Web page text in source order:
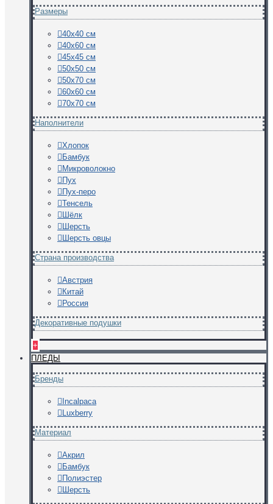
Размеры
40х40 см
40х60 см
45х45 см
50х50 см
50х70 см
60х60 см
70х70 см
Наполнители
Хлопок
Бамбук
Микроволокно
Пух
Пух-перо
Тенсель
Шёлк
Шерсть
Шерсть овцы
Страна производства
Австрия
Китай
Россия
Декоративные подушки
+
ПЛЕДЫ
Бренды
Incalpaca
Luxberry
Материал
Акрил
Бамбук
Полиэстер
Шерсть